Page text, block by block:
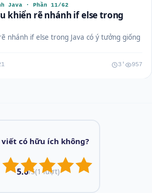
Java · Phần 11/62
khiển rẽ nhánh if else trong
nhánh if else trong Java có ý tưởng giống
3' 957
viết có hữu ích không?
5.0/5(1 lượt)